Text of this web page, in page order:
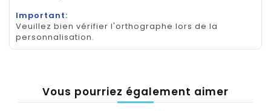
Important:
Veuillez bien vérifier l'orthographe lors de la
personnalisation.
Vous pourriez également aimer